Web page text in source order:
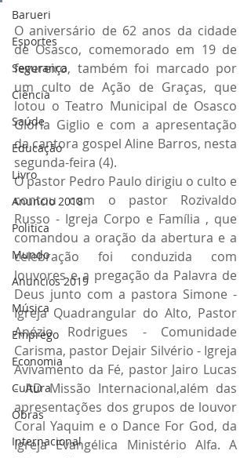
Barueri
Esportes
Segurança
Ciência
Saúde
Educação
Livro
Anuncio 2018
Politica
Mundo
Anuncios 2019
Música
Emprego
Economia
Cultura
Obras
Internacional
O aniversário de 62 anos da cidade
de Osasco, comemorado em 19 de
fevereiro, também foi marcado por
um culto de Ação de Graças, que
lotou o Teatro Municipal de Osasco
Glória Giglio e com a apresentação
da cantora gospel Aline Barros, nesta
segunda-feira (4).
O pastor Pedro Paulo dirigiu o culto e
contou com o pastor Rozivaldo
Russo - Igreja Corpo e Família , que
comandou a oração da abertura e a
celebração foi conduzida com
louvores e a pregação da Palavra de
Deus junto com a pastora Simone -
Igreja Quadrangular do Alto, Pastor
Anézio Rodrigues - Comunidade
Carisma, pastor Dejair Silvério - Igreja
Avivamento da Fé, pastor Jairo Lucas
- AD Missão Internacional,além das
apresentações dos grupos de louvor
Coral Yaquim e o Dance For God, da
Igreja Evangélica Ministério Alfa. A